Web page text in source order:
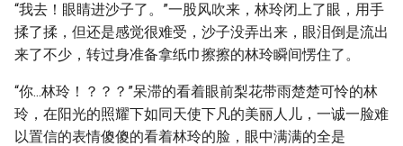
“我去！眼睛进沙子了。”一股风吹来，林玲闭上了眼，用手
揉了揉，但还是感觉很难受，沙子没弄出来，眼泪倒是流出
来了不少，转过身准备拿纸巾擦擦的林玲瞬间愣住了。
“你...林玲！？？？”呆滞的看着眼前梨花带雨楚楚可怜的林
玲，在阳光的照耀下如同天使下凡的美丽人儿，一诚一脸难
以置信的表情傻傻的看着林玲的脸，眼中满满的全是